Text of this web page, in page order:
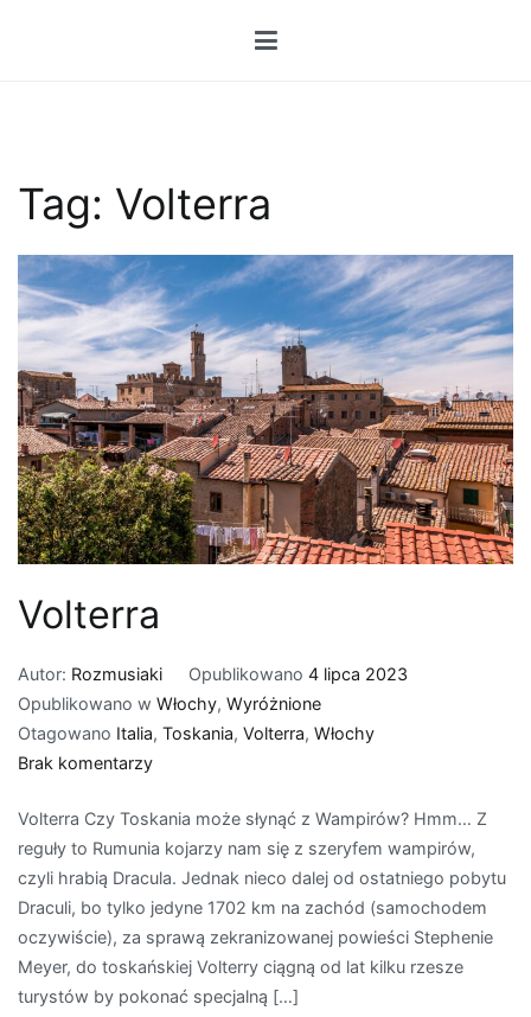
Tag: Volterra
Volterra
Autor: Rozmusiaki Opublikowano 4 lipca 2023
Opublikowano w Włochy, Wyróżnione
Otagowano Italia, Toskania, Volterra, Włochy
Brak komentarzydo
Volterra Czy Toskania może słynąć z Wampirów? Hmm… Z
reguły to Rumunia kojarzy nam się z szeryfem wampirów,
czyli hrabią Dracula. Jednak nieco dalej od ostatniego pobytu
Draculi, bo tylko jedyne 1702 km na zachód (samochodem
oczywiście), za sprawą zekranizowanej powieści Stephenie
Meyer, do toskańskiej Volterry ciągną od lat kilku rzesze
turystów by pokonać specjalną […]